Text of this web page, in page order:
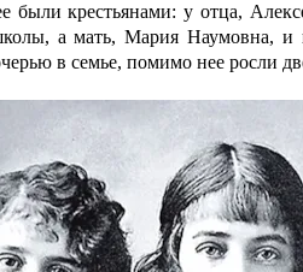
были крестьянами: у отца,
а мать, Мария Наумовна, и
в семье, помимо нее росли